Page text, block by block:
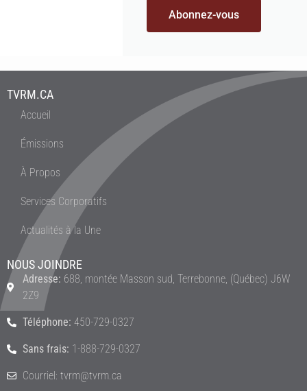
Abonnez-vous
TVRM.CA
Accueil
Émissions
À Propos
Services Corporatifs
Actualités à la Une
NOUS JOINDRE
Adresse: 688, montée Masson sud, Terrebonne, (Québec) J6W
2Z9
Téléphone: 450-729-0327
Sans frais: 1-888-729-0327
Courriel: tvrm@tvrm.ca